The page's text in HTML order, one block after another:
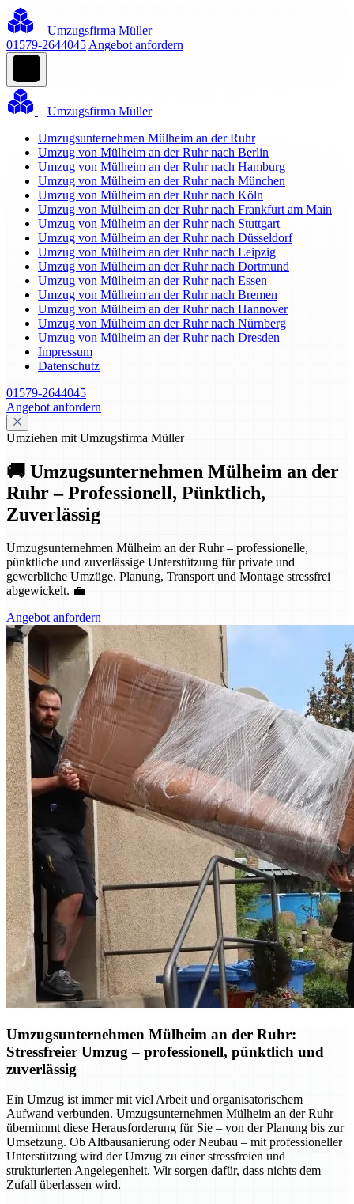
Umzugsfirma Müller
01579-2644045 Angebot anfordern
Umzugsfirma Müller
Umzugsunternehmen Mülheim an der Ruhr
Umzug von Mülheim an der Ruhr nach Berlin
Umzug von Mülheim an der Ruhr nach Hamburg
Umzug von Mülheim an der Ruhr nach München
Umzug von Mülheim an der Ruhr nach Köln
Umzug von Mülheim an der Ruhr nach Frankfurt am Main
Umzug von Mülheim an der Ruhr nach Stuttgart
Umzug von Mülheim an der Ruhr nach Düsseldorf
Umzug von Mülheim an der Ruhr nach Leipzig
Umzug von Mülheim an der Ruhr nach Dortmund
Umzug von Mülheim an der Ruhr nach Essen
Umzug von Mülheim an der Ruhr nach Bremen
Umzug von Mülheim an der Ruhr nach Hannover
Umzug von Mülheim an der Ruhr nach Nürnberg
Umzug von Mülheim an der Ruhr nach Dresden
Impressum
Datenschutz
01579-2644045
Angebot anfordern
Umziehen mit Umzugsfirma Müller
🚚 Umzugsunternehmen Mülheim an der
Ruhr – Professionell, Pünktlich,
Zuverlässig
Umzugsunternehmen Mülheim an der Ruhr – professionelle,
pünktliche und zuverlässige Unterstützung für private und
gewerbliche Umzüge. Planung, Transport und Montage stressfrei
abgewickelt. 💼
Angebot anfordern
Umzugsunternehmen Mülheim an der Ruhr:
Stressfreier Umzug – professionell, pünktlich und
zuverlässig
Ein Umzug ist immer mit viel Arbeit und organisatorischem
Aufwand verbunden. Umzugsunternehmen Mülheim an der Ruhr
übernimmt diese Herausforderung für Sie – von der Planung bis zur
Umsetzung. Ob Altbausanierung oder Neubau – mit professioneller
Unterstützung wird der Umzug zu einer stressfreien und
strukturierten Angelegenheit. Wir sorgen dafür, dass nichts dem
Zufall überlassen wird.